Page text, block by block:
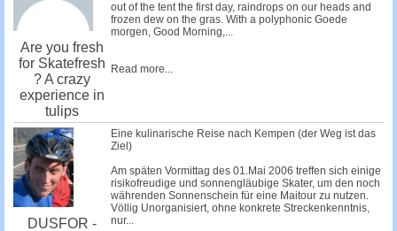
Are you fresh
for Skatefresh
? A crazy
experience in
tulips
out of the tent the first day, raindrops on our heads and
frozen dew on the gras. With a polyphonic Goede
morgen, Good Morning,...
Read more...
DUSFOR -
Eine kulinarische Reise nach Kempen (der Weg ist das
Ziel)
Am späten Vormittag des 01.Mai 2006 treffen sich einige
risikofreudige und sonnengläubige Skater, um den noch
währenden Sonnenschein für eine Maitour zu nutzen.
Völlig Unorganisiert, ohne konkrete Streckenkenntnis,
nur...